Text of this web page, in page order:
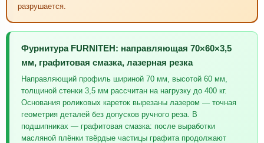
разрушается.
Фурнитура FURNITEH: направляющая 70×60×3,5
мм, графитовая смазка, лазерная резка
Направляющий профиль шириной 70 мм, высотой 60 мм,
толщиной стенки 3,5 мм рассчитан на нагрузку до 400 кг.
Основания роликовых кареток вырезаны лазером — точная
геометрия деталей без допусков ручного реза. В
подшипниках — графитовая смазка: после выработки
масляной плёнки твёрдые частицы графита продолжают